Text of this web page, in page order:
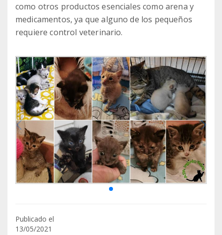
como otros productos esenciales como arena y
medicamentos, ya que alguno de los pequeños
requiere control veterinario.
Publicado el
13/05/2021